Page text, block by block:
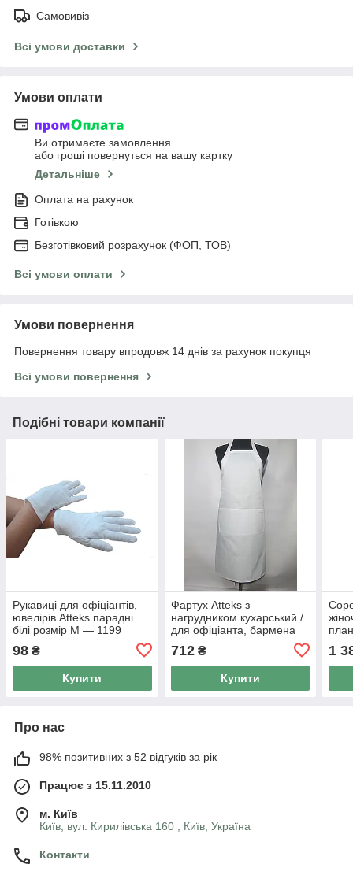
Самовивіз
Всі умови доставки
Умови оплати
Ви отримаєте замовлення
або гроші повернуться на вашу картку
Детальніше
Оплата на рахунок
Готівкою
Безготівковий розрахунок (ФОП, ТОВ)
Всі умови оплати
Умови повернення
Повернення товару впродовж 14 днів за рахунок покупця
Всі умови повернення
Подібні товари компанії
Рукавиці для офіціантів,
ювелірів Atteks парадні
білі розмір М — 1199
98 ₴
Купити
Фартух Atteks з
нагрудником кухарський /
для офіціанта, бармена
712₴
Купити
1
Про нас
98% позитивних з 52 відгуків за рік
Працює з 15.11.2010
м. Київ
Київ, вул. Кирилівська 160 , Київ, Україна
Контакти